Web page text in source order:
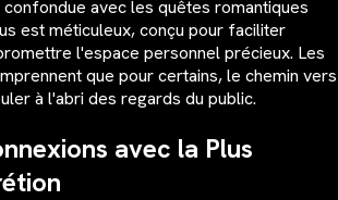
avec les quêtes romantiques
est méticuleux, conçu pour faciliter
l'espace personnel précieux. Les
que pour certains, le chemin vers
à l'abri des regards du public.
avec la Plus